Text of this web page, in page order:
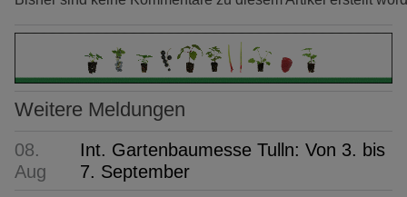
Weitere Meldungen
08.
Aug
Int. Gartenbaumesse Tulln: Von 3. bis
7. September